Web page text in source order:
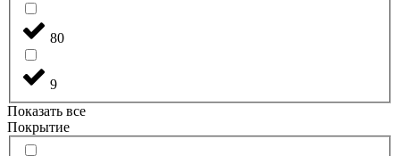
80
9
Показать все
Покрытие